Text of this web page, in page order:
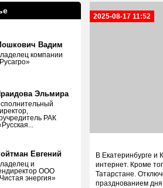
Вадим
компании
Эльмира
РАК
Евгений
и
ООО
энергия»
2025-08-17 11:52
В Екатеринбурге и
интернет. Кроме
Татарстане.
празднованием дня